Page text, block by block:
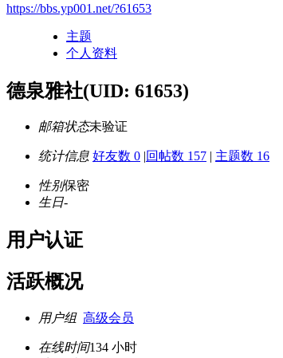
https://bbs.yp001.net/?61653
主题
个人资料
德泉雅社(UID: 61653)
邮箱状态未验证
统计信息 好友数 0 |回帖数 157 | 主题数 16
性别保密
生日-
用户认证
活跃概况
用户组 高级会员
在线时间134 小时